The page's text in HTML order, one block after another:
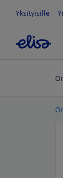
Yksityisille